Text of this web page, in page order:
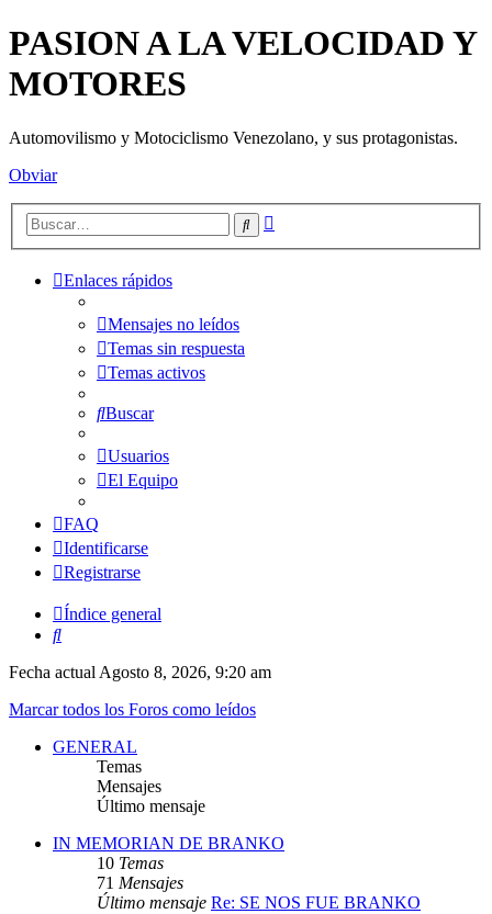
PASION A LA VELOCIDAD Y
MOTORES
Automovilismo y Motociclismo Venezolano, y sus protagonistas.
Obviar
Buscar
Enlaces rápidos
Mensajes no leídos
Temas sin respuesta
Temas activos
Buscar
Usuarios
El Equipo
FAQ
Identificarse
Registrarse
Índice general
Buscar
Fecha actual Agosto 8, 2026, 9:20 am
Marcar todos los Foros como leídos
GENERAL
Temas
Mensajes
Último mensaje
IN MEMORIAN DE BRANKO
10 Temas
71 Mensajes
Último mensaje Re: SE NOS FUE BRANKO